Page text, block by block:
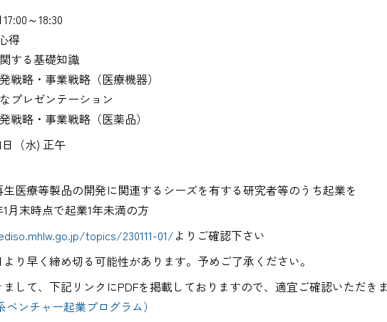
～18:30
起業の心得
財に関する基礎知識
究開発戦略・事業戦略（医療機器）
果的なプレゼンテーション
究開発戦略・事業戦略（医薬品）
日（水) 正午
医療等製品の開発に関連するシーズを有する研究者等のうち起業を
月末時点で起業1年未満の方
topics/230111-01/よりご確認下さい
り早く締め切る可能性があります。予めご了承ください。
して、下記リンクにPDFを掲載しておりますので、適宜ご確認いただき
ベンチャー起業プログラム）